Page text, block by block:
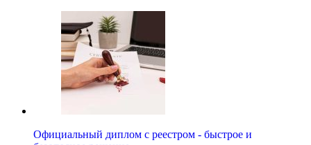
Официальный диплом с реестром - быстрое и